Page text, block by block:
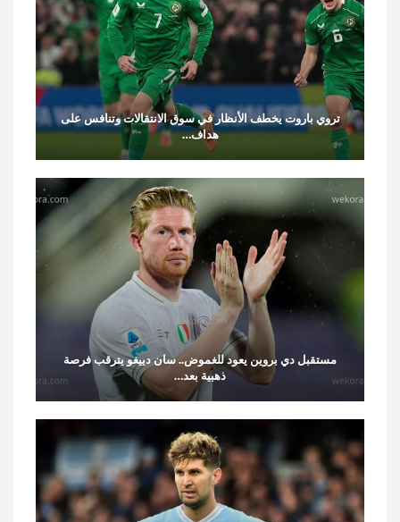
تروي باروت يخطف الأنظار في سوق الانتقالات وتنافس على
هداف…
مستقبل دي بروين يعود للغموض.. سان دييغو يترقب فرصة
ذهبية بعد…